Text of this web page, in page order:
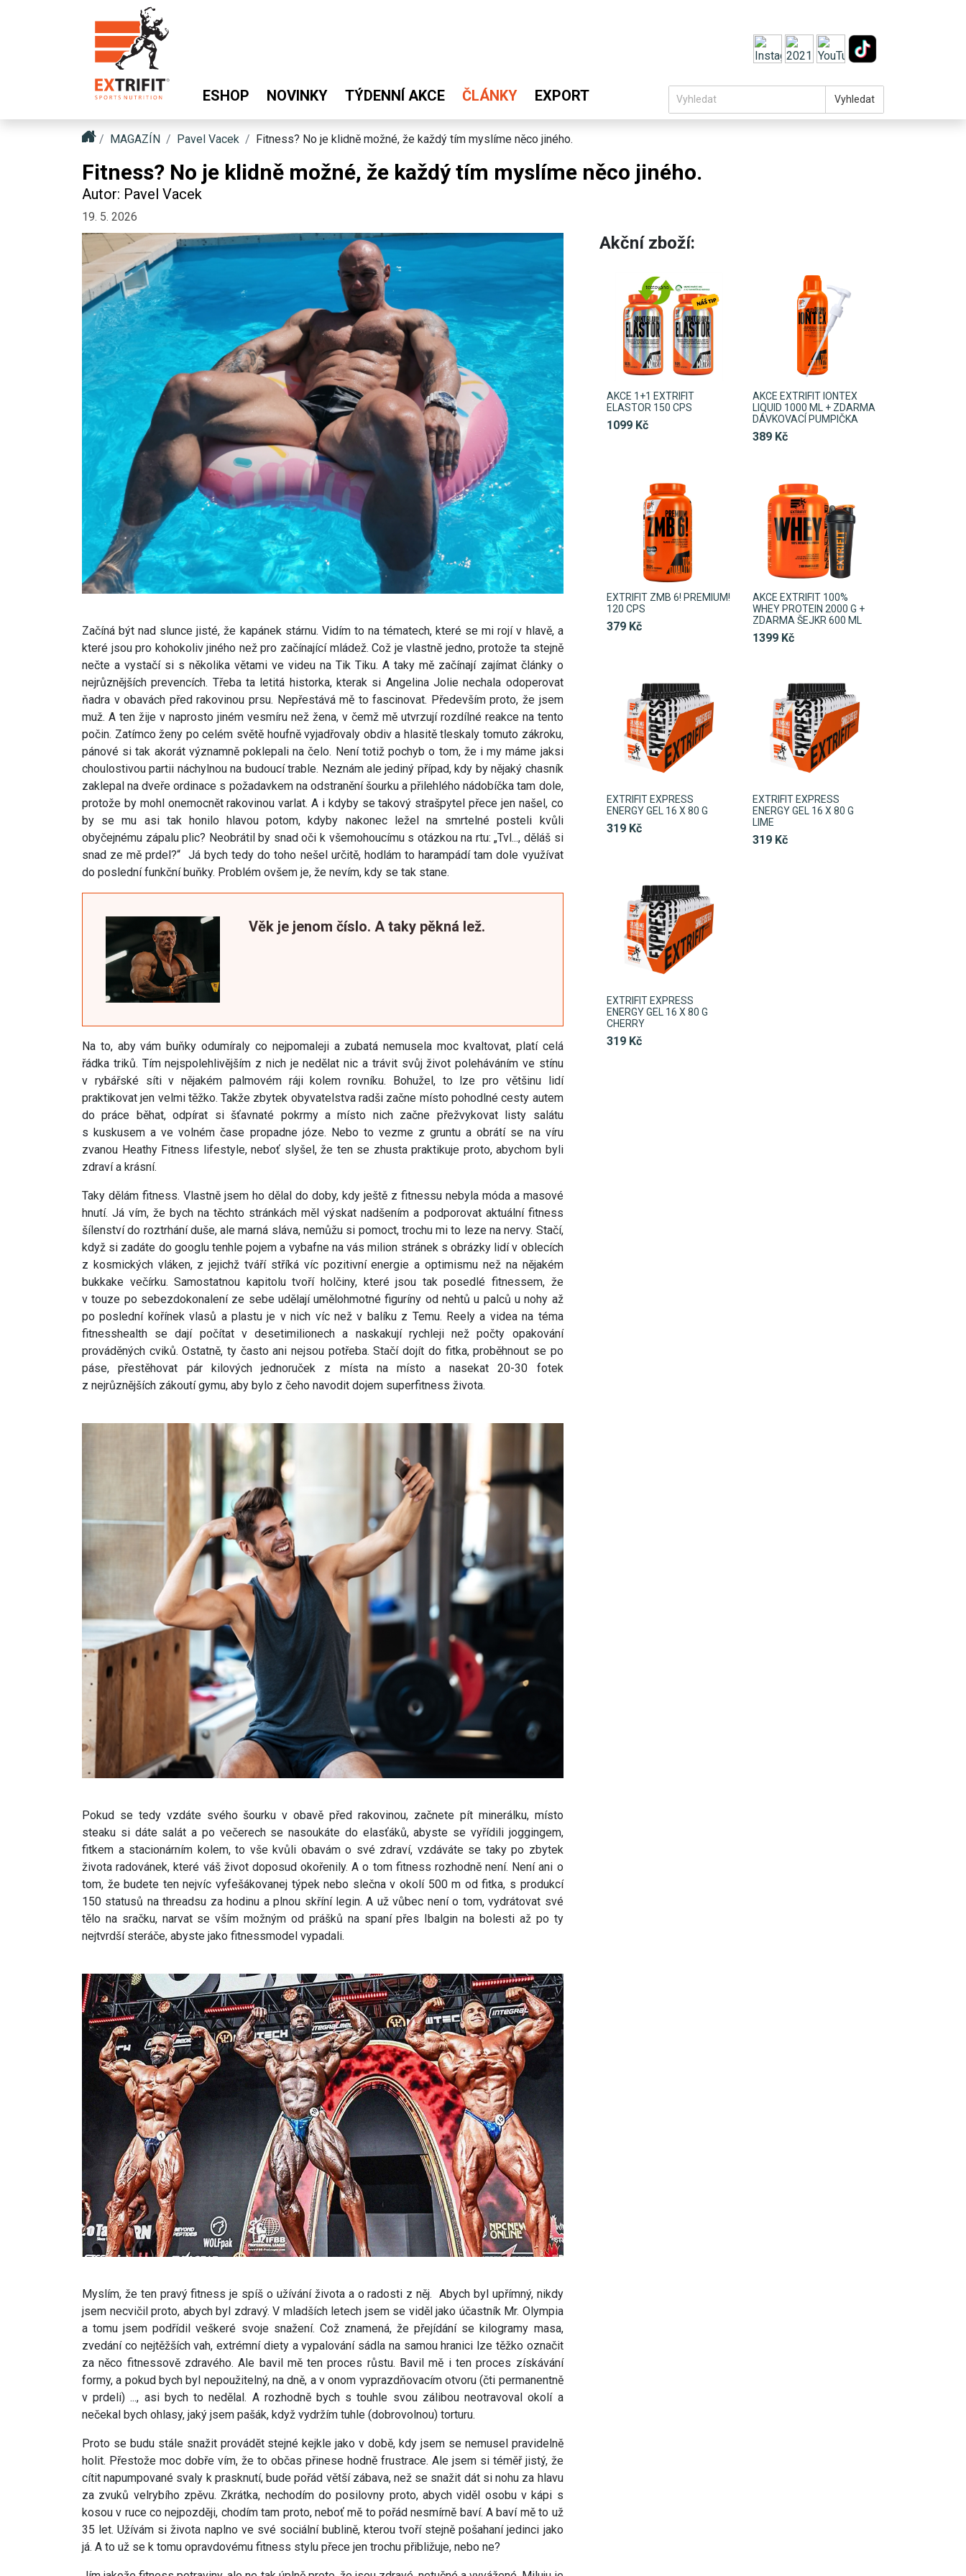
ESHOP NOVINKY TÝDENNÍ AKCE ČLÁNKY EXPORT Vyhledat
MAGAZÍN Pavel Vacek Fitness? No je klidně možné, že každý tím myslíme něco jiného.
Fitness? No je klidně možné, že každý tím myslíme něco jiného.
Autor: Pavel Vacek
19. 5. 2026
Začíná být nad slunce jisté, že kapánek stárnu. Vidím to na tématech, které se mi rojí v hlavě, a
které jsou pro kohokoliv jiného než pro začínající mládež. Což je vlastně jedno, protože ta stejně
nečte a vystačí si s několika větami ve videu na Tik Tiku. A taky mě začínají zajímat články o
nejrůznějších prevencích. Třeba ta letitá historka, kterak si Angelina Jolie nechala odoperovat
ňadra v obavách před rakovinou prsu. Nepřestává mě to fascinovat. Především proto, že jsem
muž. A ten žije v naprosto jiném vesmíru než žena, v čemž mě utvrzují rozdílné reakce na tento
počin. Zatímco ženy po celém světě houfně vyjadřovaly obdiv a hlasitě tleskaly tomuto zákroku,
pánové si tak akorát významně poklepali na čelo. Není totiž pochyb o tom, že i my máme jaksi
choulostivou partii náchylnou na budoucí trable. Neznám ale jediný případ, kdy by nějaký chasník
zaklepal na dveře ordinace s požadavkem na odstranění šourku a přilehlého nádobíčka tam dole,
protože by mohl onemocnět rakovinou varlat. A i kdyby se takový strašpytel přece jen našel, co
by se mu asi tak honilo hlavou potom, kdyby nakonec ležel na smrtelné posteli kvůli
obyčejnému zápalu plic? Neobrátil by snad oči k všemohoucímu s otázkou na rtu: „Tvl..., děláš si
snad ze mě prdel?“ Já bych tedy do toho nešel určitě, hodlám to harampádí tam dole využívat
do poslední funkční buňky. Problém ovšem je, že nevím, kdy se tak stane.
Věk je jenom číslo. A taky pěkná lež.
Na to, aby vám buňky odumíraly co nejpomaleji a zubatá nemusela moc kvaltovat, platí celá
řádka triků. Tím nejspolehlivějším z nich je nedělat nic a trávit svůj život poleháváním ve stínu
v rybářské síti v nějakém palmovém ráji kolem rovníku. Bohužel, to lze pro většinu lidí
praktikovat jen velmi těžko. Takže zbytek obyvatelstva radši začne místo pohodlné cesty autem
do práce běhat, odpírat si šťavnaté pokrmy a místo nich začne přežvykovat listy salátu
s kuskusem a ve volném čase propadne józe. Nebo to vezme z gruntu a obrátí se na víru
zvanou Heathy Fitness lifestyle, neboť slyšel, že ten se zhusta praktikuje proto, abychom byli
zdraví a krásní.
Taky dělám fitness. Vlastně jsem ho dělal do doby, kdy ještě z fitnessu nebyla móda a masové
hnutí. Já vím, že bych na těchto stránkách měl výskat nadšením a podporovat aktuální fitness
šílenství do roztrhání duše, ale marná sláva, nemůžu si pomoct, trochu mi to leze na nervy. Stačí,
když si zadáte do googlu tenhle pojem a vybafne na vás milion stránek s obrázky lidí v oblecích
z kosmických vláken, z jejichž tváří stříká víc pozitivní energie a optimismu než na nějakém
bukkake večírku. Samostatnou kapitolu tvoří holčiny, které jsou tak posedlé fitnessem, že
v touze po sebezdokonalení ze sebe udělají umělohmotné figuríny od nehtů u palců u nohy až
po poslední kořínek vlasů a plastu je v nich víc než v balíku z Temu. Reely a videa na téma
fitnesshealth se dají počítat v desetimilionech a naskakují rychleji než počty opakování
prováděných cviků. Ostatně, ty často ani nejsou potřeba. Stačí dojít do fitka, proběhnout se po
páse, přestěhovat pár kilových jednoruček z místa na místo a nasekat 20-30 fotek
z nejrůznějších zákoutí gymu, aby bylo z čeho navodit dojem superfitness života.
Pokud se tedy vzdáte svého šourku v obavě před rakovinou, začnete pít minerálku, místo
steaku si dáte salát a po večerech se nasoukáte do elasťáků, abyste se vyřídili joggingem,
fitkem a stacionárním kolem, to vše kvůli obavám o své zdraví, vzdáváte se taky po zbytek
života radovánek, které váš život doposud okořenily. A o tom fitness rozhodně není. Není ani o
tom, že budete ten nejvíc vyfešákovanej týpek nebo slečna v okolí 500 m od fitka, s produkcí
150 statusů na threadsu za hodinu a plnou skříní legin. A už vůbec není o tom, vydrátovat své
tělo na sračku, narvat se vším možným od prášků na spaní přes Ibalgin na bolesti až po ty
nejtvrdší steráče, abyste jako fitnessmodel vypadali.
Myslím, že ten pravý fitness je spíš o užívání života a o radosti z něj. Abych byl upřímný, nikdy
jsem necvičil proto, abych byl zdravý. V mladších letech jsem se viděl jako účastník Mr. Olympia
a tomu jsem podřídil veškeré svoje snažení. Což znamená, že přejídání se kilogramy masa,
zvedání co nejtěžších vah, extrémní diety a vypalování sádla na samou hranici lze těžko označit
za něco fitnessově zdravého. Ale bavil mě ten proces růstu. Bavil mě i ten proces získávání
formy, a pokud bych byl nepoužitelný, na dně, a v onom vyprazdňovacím otvoru (čti permanentně
v prdeli) ..., asi bych to nedělal. A rozhodně bych s touhle svou zálibou neotravoval okolí a
nečekal bych ohlasy, jaký jsem pašák, když vydržím tuhle (dobrovolnou) torturu.
Proto se budu stále snažit provádět stejné kejkle jako v době, kdy jsem se nemusel pravidelně
holit. Přestože moc dobře vím, že to občas přinese hodně frustrace. Ale jsem si téměř jistý, že
cítit napumpované svaly k prasknutí, bude pořád větší zábava, než se snažit dát si nohu za hlavu
za zvuků velrybího zpěvu. Zkrátka, nechodím do posilovny proto, abych viděl osobu v kápi s
kosou v ruce co nejpozději, chodím tam proto, neboť mě to pořád nesmírně baví. A baví mě to už
35 let. Užívám si života naplno ve své sociální bublině, kterou tvoří stejně pošahaní jedinci jako
já. A to už se k tomu opravdovému fitness stylu přece jen trochu přibližuje, nebo ne?
Akční zboží:
AKCE 1+1 EXTRIFIT
ELASTOR 150 CPS
1099 Kč
AKCE EXTRIFIT IONTEX
LIQUID 1000 ML + ZDARMA
DÁVKOVACÍ PUMPIČKA
389 Kč
EXTRIFIT ZMB 6! PREMIUM!
120 CPS
379 Kč
AKCE EXTRIFIT 100%
WHEY PROTEIN 2000 G +
ZDARMA ŠEJKR 600 ML
1399 Kč
EXTRIFIT EXPRESS
ENERGY GEL 16 X 80 G
319 Kč
EXTRIFIT EXPRESS
ENERGY GEL 16 X 80 G
LIME
319 Kč
EXTRIFIT EXPRESS
ENERGY GEL 16 X 80 G
CHERRY
319 Kč